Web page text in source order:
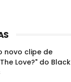
novo clipe de
Love?" do Black